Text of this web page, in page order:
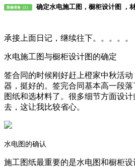
装修准备（2） 确定水电施工图，橱柜设计图 ，
承接上面日记，继续往下。。。。。
水电施工图与橱柜设计图的确定
签合同的时候刚好赶上橙家中秋活
器，挺好的。签完合同基本高一段
图纸和选材料了。很多细节方面设
去，这让我比较省心。
水电图的确认
施工图纸最重要的是水电图和橱柜